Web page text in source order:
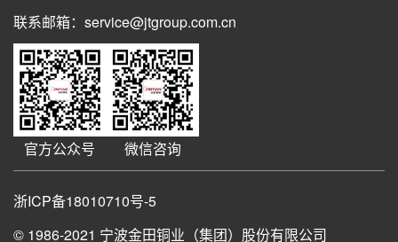
联系邮箱：service@jtgroup.com.cn
官方公众号 微信咨询
浙ICP备18010710号-5
© 1986-2021 宁波金田铜业（集团）股份有限公司